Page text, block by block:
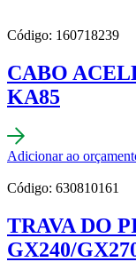
Código: 160718239
CABO
KA85
Adicionar ao
Código: 630810161
TRAVA DO
GX240/